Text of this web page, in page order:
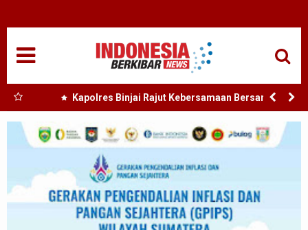
Kapolres Binjai Rajut Kebersamaan Bersama
Komunitas Ojek Online Kota Binjai
NASIONAL
SUMUT
MEDAN
ACEH